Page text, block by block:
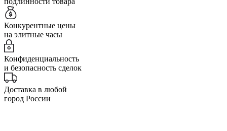
Конкурентные цены
на элитные часы
Конфиденциальность
и безопасность сделок
Доставка в любой
город России